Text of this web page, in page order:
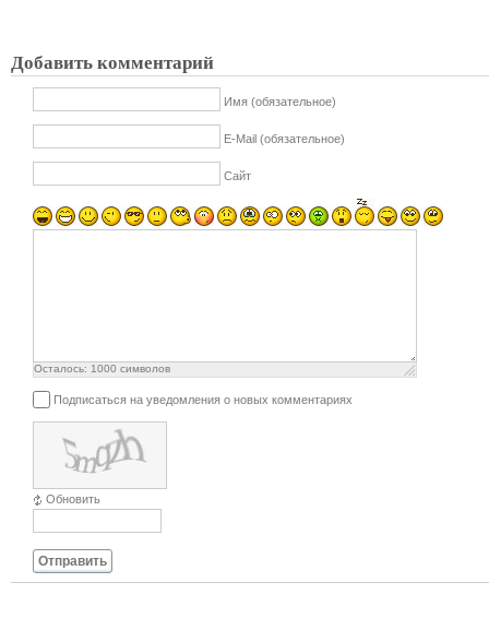
Добавить комментарий
Имя (обязательное)
E-Mail (обязательное)
Сайт
Осталось: 1000 символов
Подписаться на уведомления о новых комментариях
Обновить
Отправить